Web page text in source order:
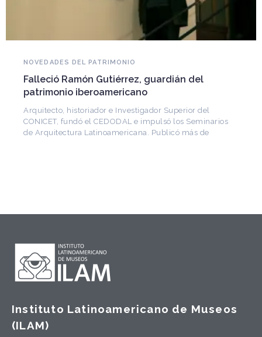
NOVEDADES DEL PATRIMONIO
Falleció Ramón Gutiérrez, guardián del
patrimonio iberoamericano
Arquitecto, historiador e Investigador Superior del
CONICET, fundó el CEDODAL e impulsó los Seminarios
de Arquitectura Latinoamericana. Publicó más de
Instituto Latinoamericano de Museos
(ILAM)